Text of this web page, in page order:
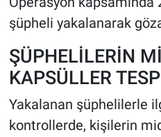
şüpheli yakalanarak
ŞÜPHELİLERİN
KAPSÜLLER
Yakalanan şüphelilerle
kontrollerde, kişilerin